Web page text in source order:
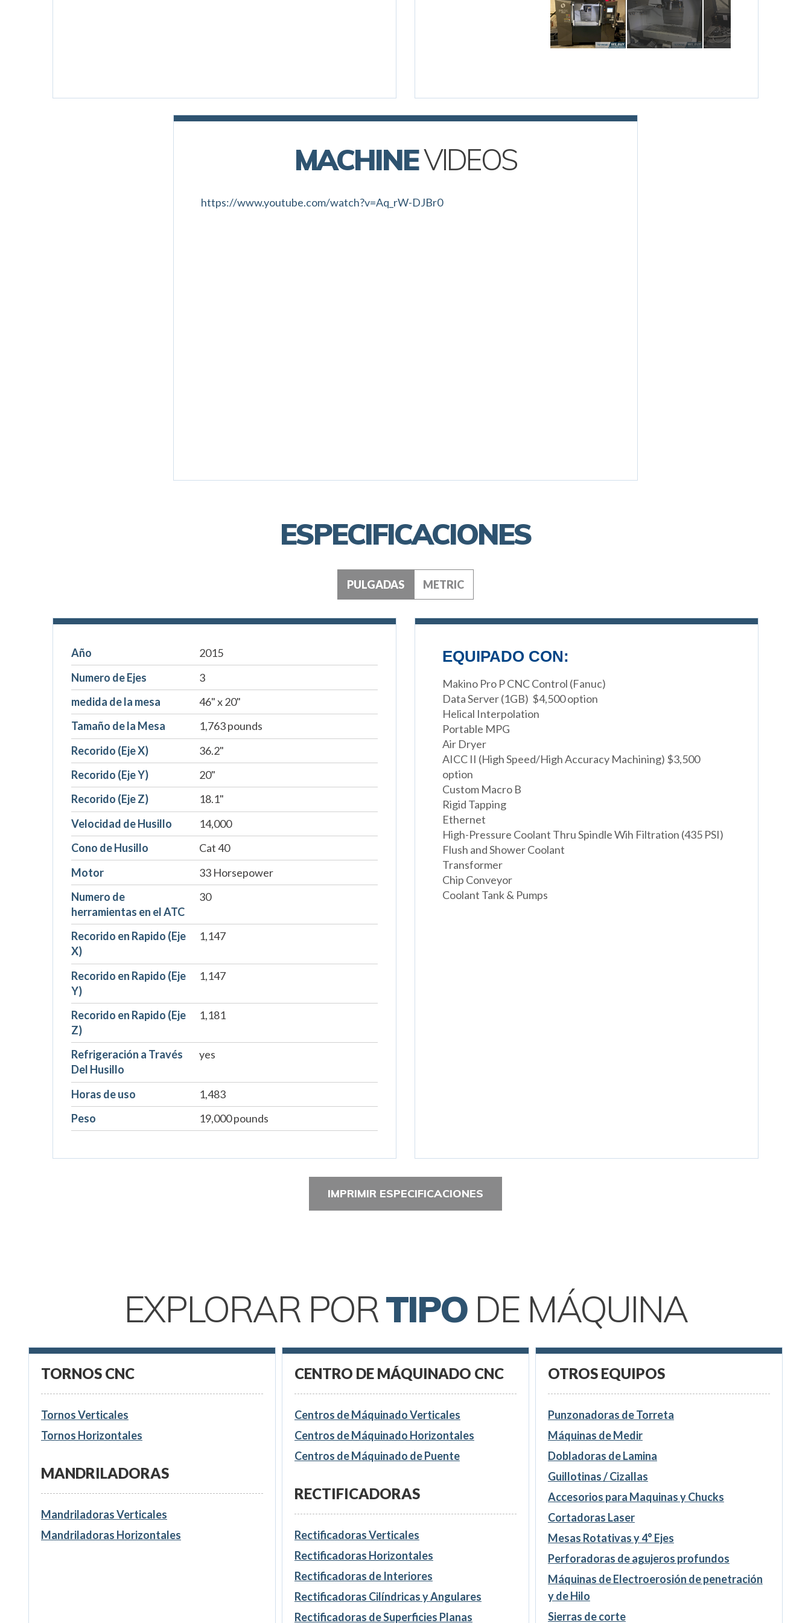
MACHINEVIDEOS
https://www.youtube.com/watch?v=Aq_rW-DJBr0
ESPECIFICACIONES
PULGADAS METRIC
Año
2015
Numero de Ejes
3
medida de la mesa
46" x 20"
Tamaño de la Mesa
1,763 pounds
Recorido (Eje X)
36.2"
Recorido (Eje Y)
20"
Recorido (Eje Z)
18.1"
Velocidad de Husillo
14,000
Cono de Husillo
Cat 40
Motor
33 Horsepower
Numero de
herramientas en el ATC
30
Recorido en Rapido (Eje
X)
1,147
Recorido en Rapido (Eje
Y)
1,147
Recorido en Rapido (Eje
Z)
1,181
Refrigeración a Través
Del Husillo
yes
Horas de uso
1,483
Peso
19,000 pounds
EQUIPADO CON:
Makino Pro P CNC Control (Fanuc)
Data Server (1GB) $4,500 option
Helical Interpolation
Portable MPG
Air Dryer
AICC II (High Speed/High Accuracy Machining) $3,500
option
Custom Macro B
Rigid Tapping
Ethernet
High-Pressure Coolant Thru Spindle Wih Filtration (435 PSI)
Flush and Shower Coolant
Transformer
Chip Conveyor
Coolant Tank & Pumps
IMPRIMIR ESPECIFICACIONES
EXPLORAR PORTIPODE MÁQUINA
TORNOS CNC
Tornos Verticales
Tornos Horizontales
MANDRILADORAS
Mandriladoras Verticales
Mandriladoras Horizontales
CENTRO DE MÁQUINADO CNC
Centros de Máquinado Verticales
Centros de Máquinado Horizontales
Centros de Máquinado de Puente
RECTIFICADORAS
Rectificadoras Verticales
Rectificadoras Horizontales
Rectificadoras de Interiores
Rectificadoras Cilíndricas y Angulares
Rectificadoras de Superficies Planas
OTROS EQUIPOS
Punzonadoras de Torreta
Máquinas de Medir
Dobladoras de Lamina
Guillotinas / Cizallas
Accesorios para Maquinas y Chucks
Cortadoras Laser
Mesas Rotativas y 4° Ejes
Perforadoras de agujeros profundos
Máquinas de Electroerosión de penetración
y de Hilo
Sierras de corte